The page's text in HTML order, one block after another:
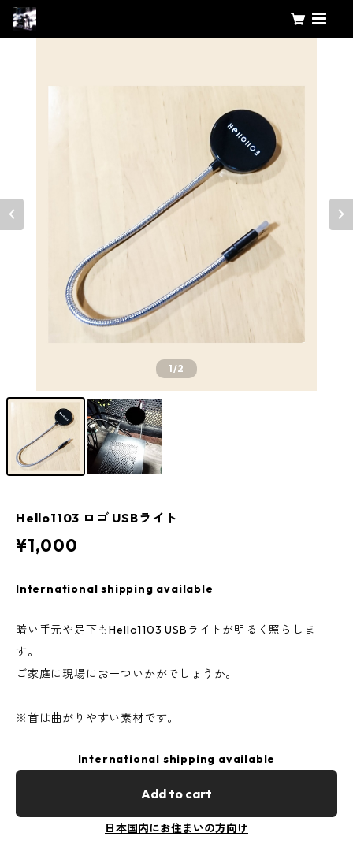
1/2
Hello1103 ロゴ USBライト
¥1,000
International shipping available
暗い手元や足下もHello1103 USBライトが明るく照らしま
す。
ご家庭に現場にお一ついかがでしょうか。
※首は曲がりやすい素材です。
International shipping available
Add to cart
日本国内にお住まいの方向け